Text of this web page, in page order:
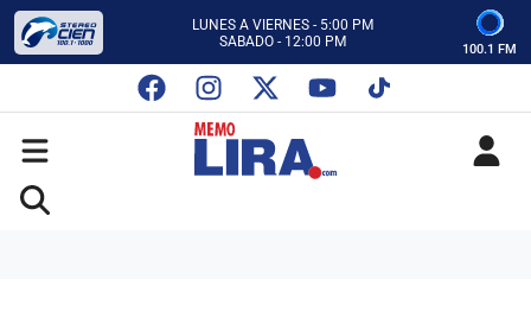
LUNES A VIERNES - 5:00 PM
SABADO - 12:00 PM
CON MEMO LIRA Y SU EQUIPO
LUNES A VIERNES - 5:00 PM
SABADO - 12:00 PM
100.1 FM